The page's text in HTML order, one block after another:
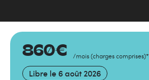
860€ /mois (charges comprises)*
Libre le 6 août 2026